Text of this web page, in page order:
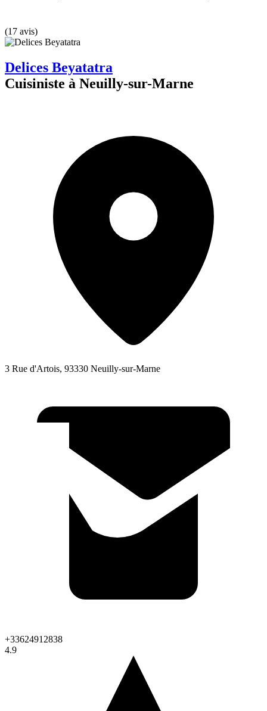
(17 avis)
Delices Beyatatra
Cuisiniste à Neuilly-sur-Marne
3 Rue d'Artois, 93330 Neuilly-sur-Marne
+33624912838
4.9